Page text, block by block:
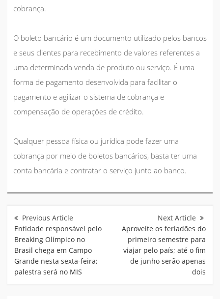
cobrança.
O boleto bancário é um documento utilizado pelos bancos
e seus clientes para recebimento de valores referentes a
uma determinada venda de produto ou serviço. É uma
forma de pagamento desenvolvida para facilitar o
pagamento e agilizar o sistema de cobrança e
compensação de operações de crédito.
Qualquer pessoa física ou jurídica pode fazer uma
cobrança por meio de boletos bancários, basta ter uma
conta bancária e contratar o serviço junto ao banco.
de
Post
Entidade responsável pelo
Breaking Olímpico no
Brasil chega em Campo
Grande nesta sexta-feira;
palestra será no MIS
Aproveite os feriadões do
primeiro semestre para
viajar pelo país; até o fim
de junho serão apenas
dois